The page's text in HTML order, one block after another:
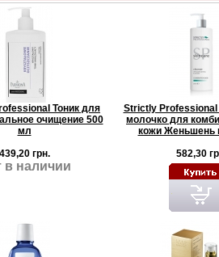
Тоник для
очищение 500
мл
439,20 грн.
в наличии
Strictly
молочко для
кожи Женьшень
582,30